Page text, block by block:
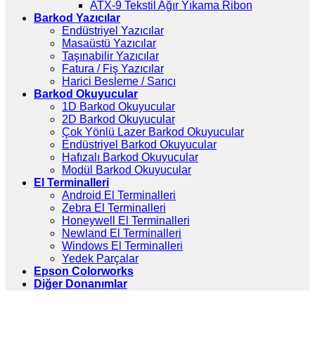
ATX-9 Tekstil Ağır Yıkama Ribon
Barkod Yazıcılar
Endüstriyel Yazıcılar
Masaüstü Yazıcılar
Taşınabilir Yazıcılar
Fatura / Fiş Yazıcılar
Harici Besleme / Sarıcı
Barkod Okuyucular
1D Barkod Okuyucular
2D Barkod Okuyucular
Çok Yönlü Lazer Barkod Okuyucular
Endüstriyel Barkod Okuyucular
Hafızalı Barkod Okuyucular
Modül Barkod Okuyucular
El Terminalleri
Android El Terminalleri
Zebra El Terminalleri
Honeywell El Terminalleri
Newland El Terminalleri
Windows El Terminalleri
Yedek Parçalar
Epson Colorworks
Diğer Donanımlar